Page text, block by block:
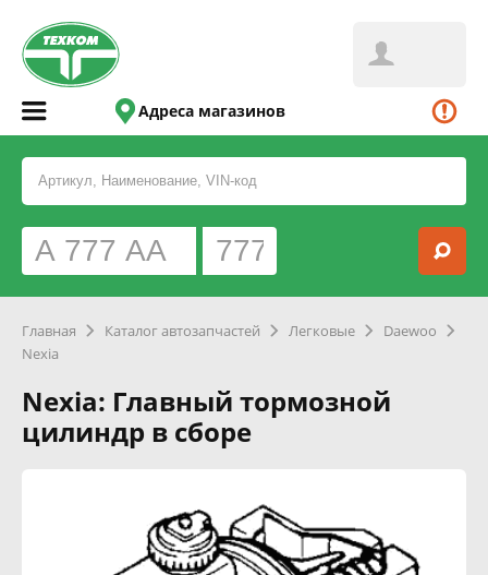
Адреса магазинов
Главная Каталог автозапчастей Легковые
Daewoo
Nexia
Nexia: Главный тормозной
цилиндр в сборе